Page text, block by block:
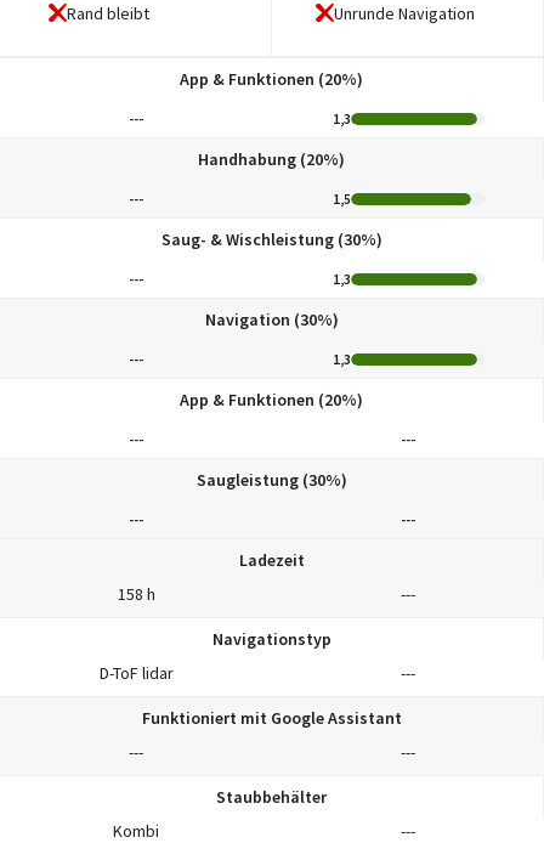
Rand bleibt
Unrunde Navigation
App & Funktionen (20%)
--- 1,3
Handhabung (20%)
--- 1,5
Saug- & Wischleistung (30%)
--- 1,3
Navigation (30%)
--- 1,3
App & Funktionen (20%)
--- ---
Saugleistung (30%)
--- ---
Ladezeit
158 h
---
Navigationstyp
D-ToF lidar
---
Funktioniert mit Google Assistant
---
---
Staubbehälter
Kombi
---